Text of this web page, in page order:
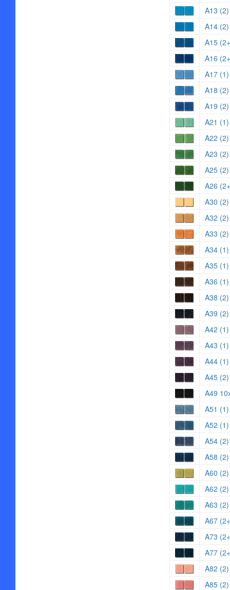
A13
A14
A15
A16
A17
A18
A19
A21
A22
A23
A25
A26
A30
A32
A33
A34
A35
A36
A38
A39
A42
A43
A44
A45
A49
A51
A52
A54
A58
A60
A62
A63
A67
A73
A77
A82
A85